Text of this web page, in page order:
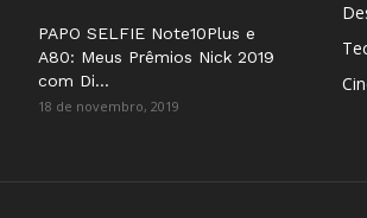
PAPO SELFIE Note10Plus e
A80: Meus Prêmios Nick 2019
com Di...
18 de novembro, 2019